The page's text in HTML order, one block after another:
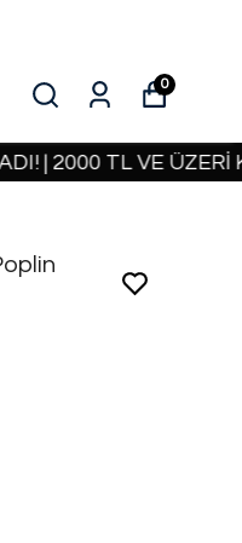
0
TL VE ÜZERİ